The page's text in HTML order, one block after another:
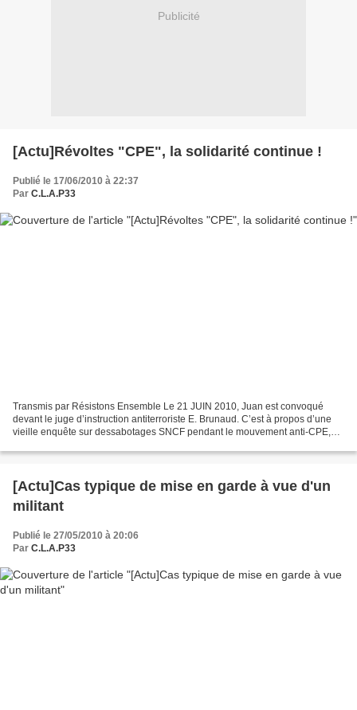
Publicité
[Actu]Révoltes "CPE", la solidarité continue !
Publié le 17/06/2010 à 22:37
Par C.L.A.P33
Transmis par Résistons Ensemble Le 21 JUIN 2010, Juan est convoqué
devant le juge d’instruction antiterroriste E. Brunaud. C’est à propos d’une
vieille enquête sur dessabotages SNCF pendant le mouvement anti-CPE,
[Actu]Cas typique de mise en garde à vue d'un
militant
Publié le 27/05/2010 à 20:06
Par C.L.A.P33